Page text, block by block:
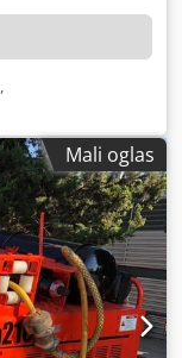
,
Mali oglas